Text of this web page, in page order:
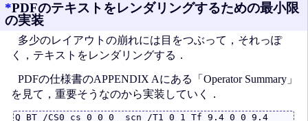
*PDFのテキストをレンダリングするための最小限
の実装
多少のレイアウトの崩れには目をつぶって，それっぽ
く，テキストをレンダリングする．
PDFの仕様書のAPPENDIX Aにある「Operator Summary」
を見て，重要そうなのから実装していく．
Q BT /CS0 cs 0 0 0  scn /T1_0 1 Tf 9.4 0 0 9.4